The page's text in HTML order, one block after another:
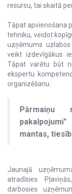
resursu, tai skaitā
Tāpat apvienošana
tehniku, veidot
uzņēmums
veikt izdevīgākus
Tāpat varētu būt
ekspertu
organizēšanu.
Pārmaiņu
mantas,
Jaunajā
atradīsies
darbosies